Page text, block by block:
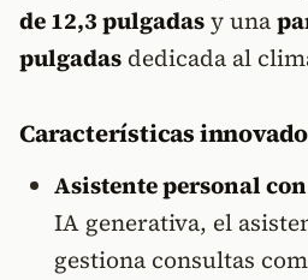
de 12,3 pulgadasy una
pulgadas dedicada al
Características
Asistente personal
IA generativa, el
gestiona consultas